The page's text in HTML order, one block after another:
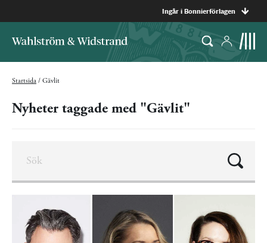
Ingår i Bonnierförlagen
Startsida / Gävlit
Nyheter taggade med "Gävlit"